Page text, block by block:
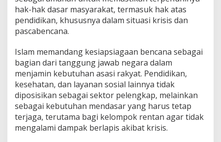
hak-hak dasar masyarakat, termasuk hak atas
pendidikan, khususnya dalam situasi krisis dan
pascabencana.
Islam memandang kesiapsiagaan bencana sebagai
bagian dari tanggung jawab negara dalam
menjamin kebutuhan asasi rakyat. Pendidikan,
kesehatan, dan layanan sosial lainnya tidak
diposisikan sebagai sektor pelengkap, melainkan
sebagai kebutuhan mendasar yang harus tetap
terjaga, terutama bagi kelompok rentan agar tidak
mengalami dampak berlapis akibat krisis.